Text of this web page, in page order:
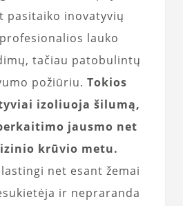
pasitaiko inovatyvių
lauko
tačiau patobulintų
požiūriu. Tokios
izoliuoja šilumą,
jausmo net
krūvio metu.
net esant žemai
ir nepraranda